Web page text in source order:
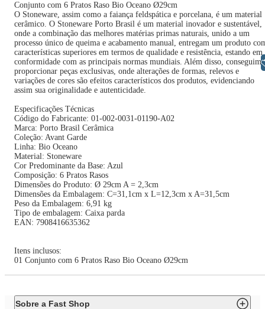
Conjunto com 6 Pratos Raso Bio Oceano Ø29cm
O Stoneware, assim como a faiança feldspática e porcelana, é um material
cerâmico. O Stoneware Porto Brasil é um material inovador e sustentável,
onde a combinação das melhores matérias primas naturais, unido a um
processo único de queima e acabamento manual, entregam um produto
características superiores em termos de qualidade e resistência, estando em
conformidade com as principais normas mundiais. Além disso,
proporcionar peças exclusivas, onde alterações de formas, relevos e
variações de cores são efeitos característicos dos produtos, evidenciando
assim sua originalidade e autenticidade.
Especificações Técnicas
Código do Fabricante: 01-002-0031-01190-A02
Marca: Porto Brasil Cerâmica
Coleção: Avant Garde
Linha: Bio Oceano
Material: Stoneware
Cor Predominante da Base: Azul
Composição: 6 Pratos Rasos
Dimensões do Produto: Ø 29cm A = 2,3cm
Dimensões da Embalagem: C=31,1cm x L=12,3cm x A=31,5cm
Peso da Embalagem: 6,91 kg
Tipo de embalagem: Caixa parda
EAN: 7908416635362
Itens inclusos:
01 Conjunto com 6 Pratos Raso Bio Oceano Ø29cm
Sobre a Fast Shop
Libras